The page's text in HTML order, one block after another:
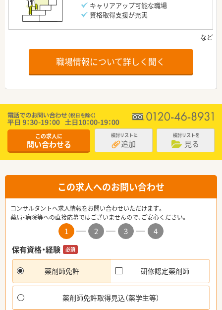
キャリアアップ可能な職場
資格取得支援が充実
職場情報について詳しく聞く
この求人に
問い合わせる
検討リストに
追加
検討リストを
見る
この求人へのお問い合わせ
コンサルタントへ求人情報をお問い合わせいただけます。
薬局・病院等への直接応募ではございませんので、ご安心ください。
1 2 3
4
保有資格・経験
必須
薬剤師免許 研修認定薬剤師
薬剤師免許取得見込（薬学生等）